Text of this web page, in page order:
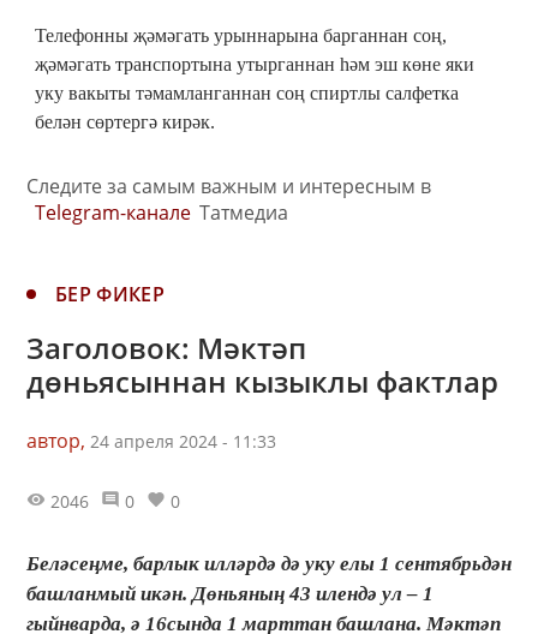
Телефонны җәмәгать урыннарына барганнан соң,
җәмәгать транспортына утырганнан һәм эш көне яки
уку вакыты тәмамланганнан соң спиртлы салфетка
белән сөртергә кирәк.
Следите за самым важным и интересным в
Telegram-канале Татмедиа
БЕР ФИКЕР
Заголовок: Мәктәп
дөньясыннан кызыклы фактлар
автор, 24 апреля 2024 - 11:33
2046 0 0
Беләсеңме, барлык илләрдә дә уку елы 1 сентябрьдән
башланмый икән. Дөньяның 43 илендә ул – 1
гыйнварда, ә 16сында 1 марттан башлана. Мәктәп